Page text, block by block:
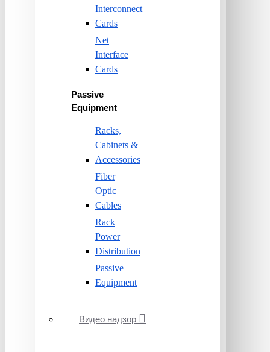
Interconnect
Cards
Net
Interface
Cards
Passive
Equipment
Racks,
Cabinets &
Accessories
Fiber
Optic
Cables
Rack
Power
Distribution
Passive
Equipment
Видео надзор